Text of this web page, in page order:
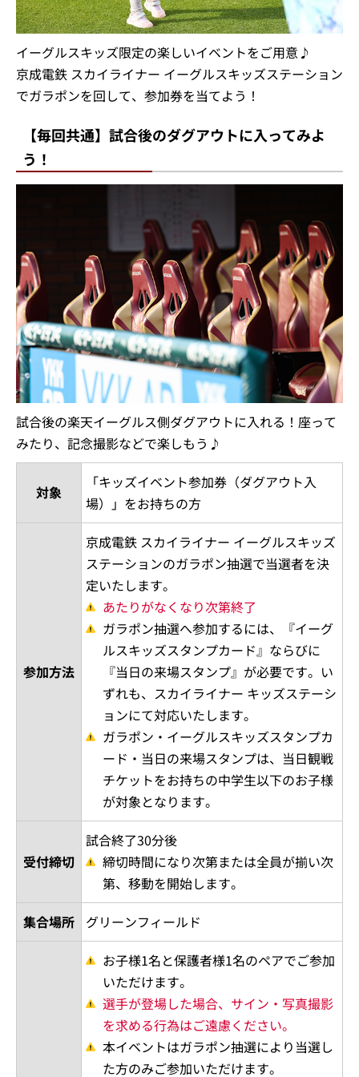
イーグルスキッズ限定の楽しいイベントをご用意♪
京成電鉄 スカイライナー イーグルスキッズステーション
でガラポンを回して、参加券を当てよう！
【毎回共通】試合後のダグアウトに入ってみよ
う！
試合後の楽天イーグルス側ダグアウトに入れる！座って
みたり、記念撮影などで楽しもう♪
対象
「キッズイベント参加券（ダグアウト入
場）」をお持ちの方
参加方法
京成電鉄 スカイライナー イーグルスキッズ
ステーションのガラポン抽選で当選者を決
定いたします。
あたりがなくなり次第終了
ガラポン抽選へ参加するには、『イーグ
ルスキッズスタンプカード』ならびに
『当日の来場スタンプ』が必要です。い
ずれも、スカイライナー キッズステーシ
ョンにて対応いたします。
ガラポン・イーグルスキッズスタンプカ
ード・当日の来場スタンプは、当日観戦
チケットをお持ちの中学生以下のお子様
が対象となります。
受付締切
試合終了30分後
締切時間になり次第または全員が揃い次
第、移動を開始します。
集合場所
グリーンフィールド
お子様1名と保護者様1名のペアでご参加
いただけます。
選手が登場した場合、サイン・写真撮影
を求める行為はご遠慮ください。
本イベントはガラポン抽選により当選し
た方のみご参加いただけます。